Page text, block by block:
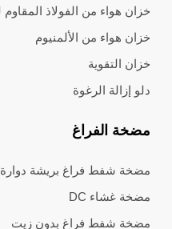
خزان هواء من الفولاذ المقاوم
خزان هواء من الألمنيوم
خزان التقوية
دلو إزالة الرغوة
مضخة الفراغ
مضخة شفط فراغ بريشة دوارة
مضخة غشاء DC
مضخة شفط فراغ بدون زيت